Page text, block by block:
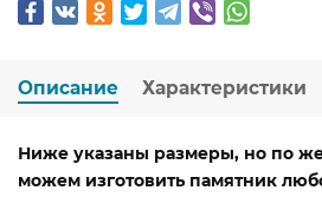
Описание Характеристики
Ниже указаны размеры, но по
можем изготовить памятник